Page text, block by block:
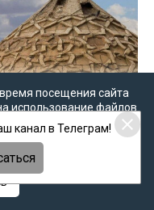
посещения сайта
использование файлов
согласием
,Политикой о
конфиденциальности
канал в Телеграм!